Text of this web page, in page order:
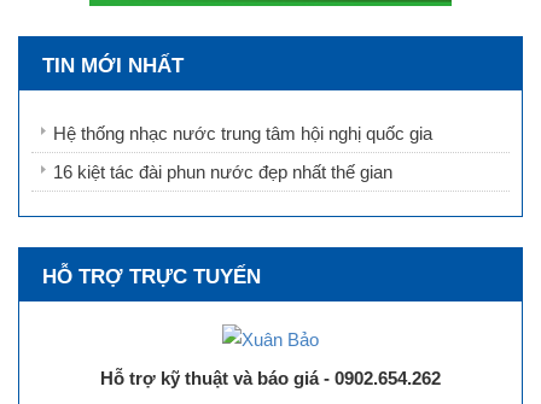
TIN MỚI NHẤT
Hệ thống nhạc nước trung tâm hội nghị quốc gia
16 kiệt tác đài phun nước đẹp nhất thế gian
HỖ TRỢ TRỰC TUYẾN
Hỗ trợ kỹ thuật và báo giá - 0902.654.262